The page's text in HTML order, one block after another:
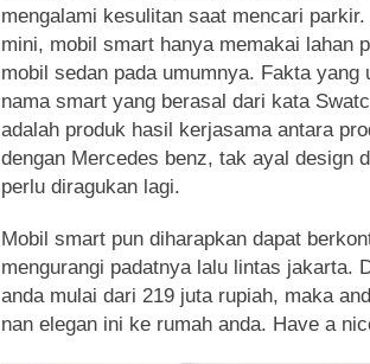
mengalami kesulitan saat mencari
mini, mobil smart hanya memakai lahan
mobil sedan pada umumnya. Fakta yang
nama smart yang berasal dari kata
adalah produk hasil kerjasama antara
dengan Mercedes benz, tak ayal design
perlu diragukan lagi.
Mobil smart pun diharapkan dapat
mengurangi padatnya lalu lintas jakarta.
anda mulai dari 219 juta rupiah, maka
nan elegan ini ke rumah anda. Have a